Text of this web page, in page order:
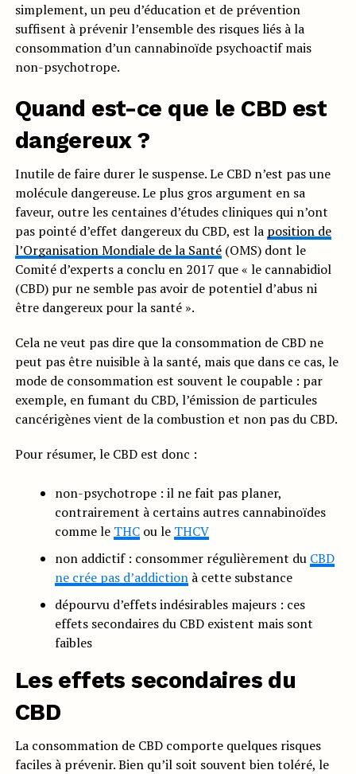
simplement, un peu d’éducation et de prévention
suffisent à prévenir l’ensemble des risques liés à la
consommation d’un cannabinoïde psychoactif mais
non-psychotrope.
Quand est-ce que le CBD est
dangereux ?
Inutile de faire durer le suspense. Le CBD n’est pas une
molécule dangereuse. Le plus gros argument en sa
faveur, outre les centaines d’études cliniques qui n’ont
pas pointé d’effet dangereux du CBD, est la position de
l’Organisation Mondiale de la Santé(OMS) dont le
Comité d’experts a conclu en 2017 que « le cannabidiol
(CBD) pur ne semble pas avoir de potentiel d’abus ni
être dangereux pour la santé ».
Cela ne veut pas dire que la consommation de CBD ne
peut pas être nuisible à la santé, mais que dans ce cas, le
mode de consommation est souvent le coupable : par
exemple, en fumant du CBD, l’émission de particules
cancérigènes vient de la combustion et non pas du CBD.
Pour résumer, le CBD est donc :
non-psychotrope : il ne fait pas planer,
contrairement à certains autres cannabinoïdes
comme le THCou le THCV
non addictif : consommer régulièrement du CBD
ne crée pas d’addictionà cette substance
dépourvu d’effets indésirables majeurs : ces
effets secondaires du CBD existent mais sont
faibles
Les effets secondaires du
CBD
La consommation de CBD comporte quelques risques
faciles à prévenir. Bien qu’il soit souvent bien toléré, le